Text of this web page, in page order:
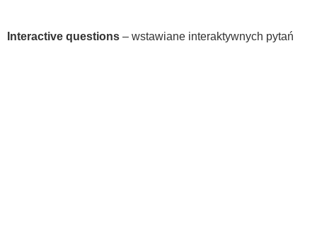
Interactive questions – wstawiane interaktywnych pytań